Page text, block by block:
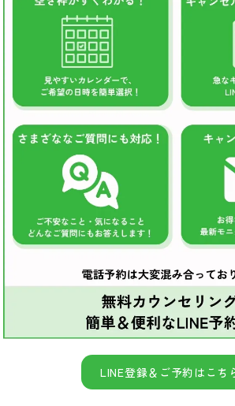
LINE登録＆ご予約はこち